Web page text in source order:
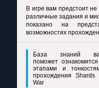
В игре вам предстоит
различные задания и
показано на
возможностях
База знаний
поможет
этапами и
прохождения Shards
War